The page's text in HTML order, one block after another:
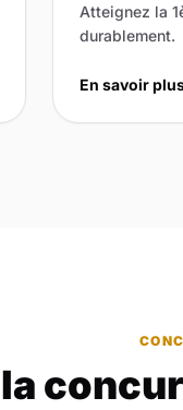
Atteignez la
durablement.
En savoir